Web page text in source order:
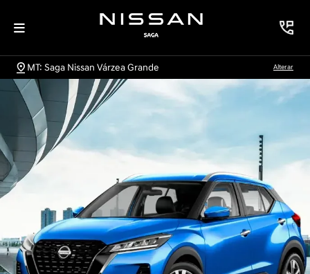
MT: Saga Nissan Várzea Grande Alterar